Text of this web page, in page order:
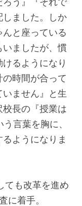
ました。しか
と座っている
ましたが、慣
るようになり
時間が合って
ません』と生
長の『授業は
言葉を胸に、
ようになりま
ても改革を進め
に着手。